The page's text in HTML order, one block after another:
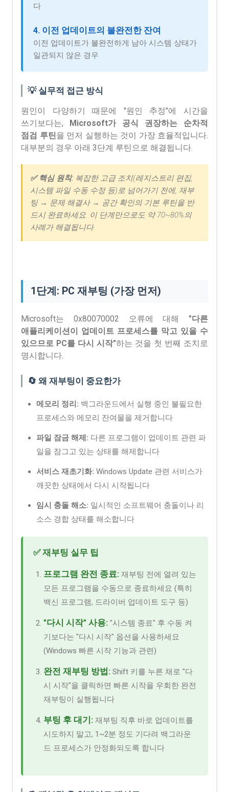
다
4. 이전 업데이트의 불완전한 잔여
이전 업데이트가 불완전하게 남아 시스템 상태가
일관되지 않은 경우
💡 실무적 접근 방식
원인이 다양하기 때문에 "원인 추정"에 시간을
쓰기보다는, Microsoft가 공식 권장하는 순차적
점검 루틴을 먼저 실행하는 것이 가장 효율적입니다.
대부분의 경우 아래 3단계 루틴으로 해결됩니다.
✅ 핵심 원칙: 복잡한 고급 조치(레지스트리 편집,
시스템 파일 수동 수정 등)로 넘어가기 전에, 재부
팅 → 문제 해결사 → 공간 확인의 기본 루틴을 반
드시 완료하세요. 이 단계만으로도 약 70~80%의
사례가 해결됩니다.
1단계: PC 재부팅 (가장 먼저)
Microsoft는 0x80070002 오류에 대해 "다른
애플리케이션이 업데이트 프로세스를 막고 있을 수
있으므로 PC를 다시 시작"하는 것을 첫 번째 조치로
명시합니다.
🔄 왜 재부팅이 중요한가
메모리 정리: 백그라운드에서 실행 중인 불필요한
프로세스와 메모리 잔여물을 제거합니다
파일 잠금 해제: 다른 프로그램이 업데이트 관련 파
일을 잠그고 있는 상태를 해제합니다
서비스 재초기화: Windows Update 관련 서비스가
깨끗한 상태에서 다시 시작됩니다
임시 충돌 해소: 일시적인 소프트웨어 충돌이나 리
소스 경합 상태를 해소합니다
✅ 재부팅 실무 팁
프로그램 완전 종료: 재부팅 전에 열려 있는
모든 프로그램을 수동으로 종료하세요 (특히
백신 프로그램, 드라이버 업데이트 도구 등)
"다시 시작" 사용: "시스템 종료" 후 수동 켜
기보다는 "다시 시작" 옵션을 사용하세요
(Windows 빠른 시작 기능과 관련)
완전 재부팅 방법: Shift 키를 누른 채로 "다
시 시작"을 클릭하면 빠른 시작을 우회한 완전
재부팅이 실행됩니다
부팅 후 대기: 재부팅 직후 바로 업데이트를
시도하지 말고, 1~2분 정도 기다려 백그라운
드 프로세스가 안정화되도록 합니다